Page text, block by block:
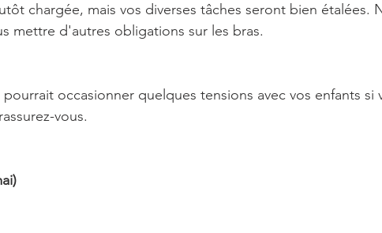
chargée, mais vos diverses tâches seront bien étalées.
mettre d'autres obligations sur les bras.
occasionner quelques tensions avec vos enfants si
vous.